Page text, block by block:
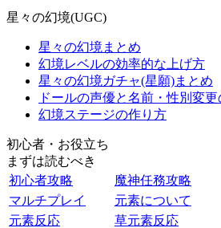
星々の幻境(UGC)
星々の幻境まとめ
幻境レベルの効率的な上げ方
星々の幻境ガチャ(星願)まとめ
ドールの声優と名前・性別変
幻境ステージの作り方
初心者・お役立ち
まずは読むべき
初心者攻略
魔神任務攻略
マルチプレイ
元素について
元素反応
草元素反応